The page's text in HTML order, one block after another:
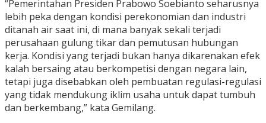
“Pemerintahan Presiden Prabowo Soebianto seharusnya
lebih peka dengan kondisi perekonomian dan industri
ditanah air saat ini, di mana banyak sekali terjadi
perusahaan gulung tikar dan pemutusan hubungan
kerja. Kondisi yang terjadi bukan hanya dikarenakan efek
kalah bersaing atau berkompetisi dengan negara lain,
tetapi juga disebabkan oleh pembuatan regulasi-regulasi
yang tidak mendukung iklim usaha untuk dapat tumbuh
dan berkembang,” kata Gemilang.